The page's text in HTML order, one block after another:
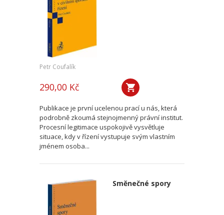
Petr Coufalík
290,00 Kč
Publikace je první ucelenou prací u nás, která
podrobně zkoumá stejnojmenný právní institut.
Procesní legitimace uspokojivě vysvětluje
situace, kdy v řízení vystupuje svým vlastním
jménem osoba...
Směnečné spory